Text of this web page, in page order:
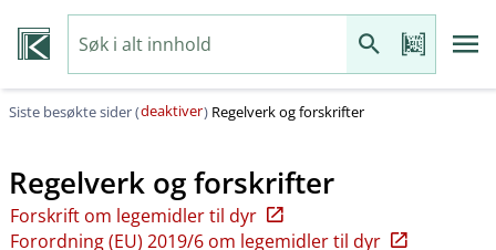
Siste besøkte sider (deaktiver) Regelverk og forskrifter
Regelverk og forskrifter
Forskrift om legemidler til dyr
Forordning (EU) 2019/6 om legemidler til dyr